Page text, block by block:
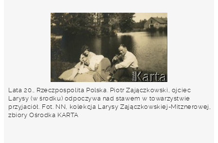
Lata 20., Rzeczpospolita Polska. Piotr Zajączkowski, ojciec
Larysy (w środku) odpoczywa nad stawem w towarzystwie
przyjaciół. Fot. NN, kolekcja Larysy Zajączkowskiej-Mitznerowej,
zbiory Ośrodka KARTA